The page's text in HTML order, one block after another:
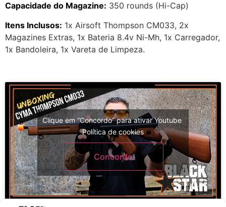
Capacidade do Magazine: 350 rounds (Hi-Cap)
Itens Inclusos: 1x Airsoft Thompson CM033, 2x
Magazines Extras, 1x Bateria 8.4v Ni-Mh, 1x Carregador,
1x Bandoleira, 1x Vareta de Limpeza.
Clique em “Concordo” para ativar Youtube
Política de cookies
Concordo